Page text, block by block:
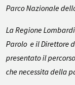
Parco Nazionale
La Regione
Parolo e il Direttore
presentato il
che necessita della